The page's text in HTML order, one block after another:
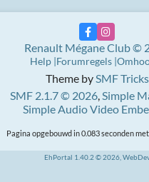
Theme bySMF Tricks
SMF 2.1.7 © 2026,Simple
Simple Audio Video
Renault Mégane Club ©
Help Forumregels
Pagina opgebouwd in 0.083 seconden
EhPortal 1.40.2 © 2026,